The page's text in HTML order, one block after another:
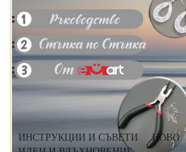
ИНСТРУКЦИИ И СЪВЕТИ
НОВО